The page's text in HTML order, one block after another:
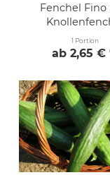
Fenchel Fino
1 Portion
ab 2,65 €